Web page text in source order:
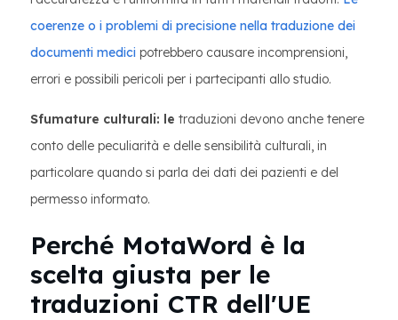
coerenze o i problemi di precisione nella traduzione dei
documenti medici potrebbero causare incomprensioni,
errori e possibili pericoli per i partecipanti allo studio.
Sfumature culturali: le traduzioni devono anche tenere
conto delle peculiarità e delle sensibilità culturali, in
particolare quando si parla dei dati dei pazienti e del
permesso informato.
Perché MotaWord è la
scelta giusta per le
traduzioni CTR dell'UE